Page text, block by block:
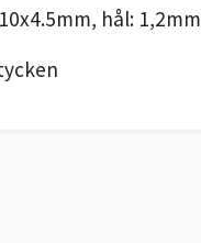
hål: 1,2mm